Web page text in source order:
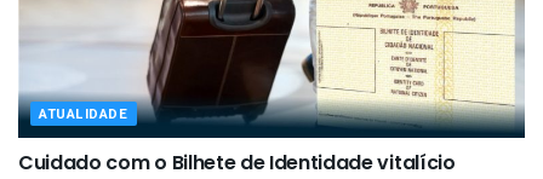
ATUALIDADE
Cuidado com o Bilhete de Identidade vitalício